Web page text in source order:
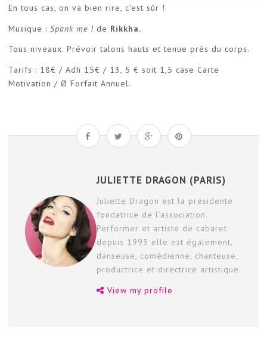
En tous cas, on va bien rire, c’est sûr !
Musique : Spank me ! de Rikkha.
Tous niveaux. Prévoir talons hauts et tenue près du corps.
Tarifs : 18€ / Adh 15€ / 13, 5 € soit 1,5 case Carte
Motivation / Ø Forfait Annuel.
JULIETTE DRAGON (PARIS)
Juliette Dragon est la présidente
fondatrice de l’association.
Performer et artiste de cabaret
depuis 1993 elle est également,
danseuse, comédienne, chanteuse,
productrice et directrice artistique.
View my profile